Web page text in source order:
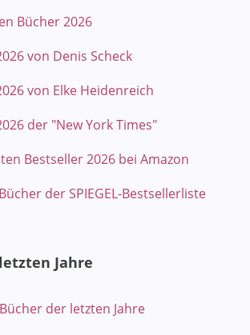
Bücher 2026
von Denis Scheck
von Elke Heidenreich
der "New York Times"
Bestseller 2026 bei Amazon
der SPIEGEL-Bestsellerliste
Jahre
der letzten Jahre